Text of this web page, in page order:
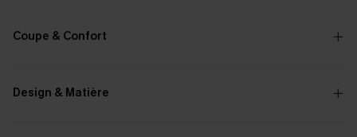
Coupe & Confort
Design & Matière